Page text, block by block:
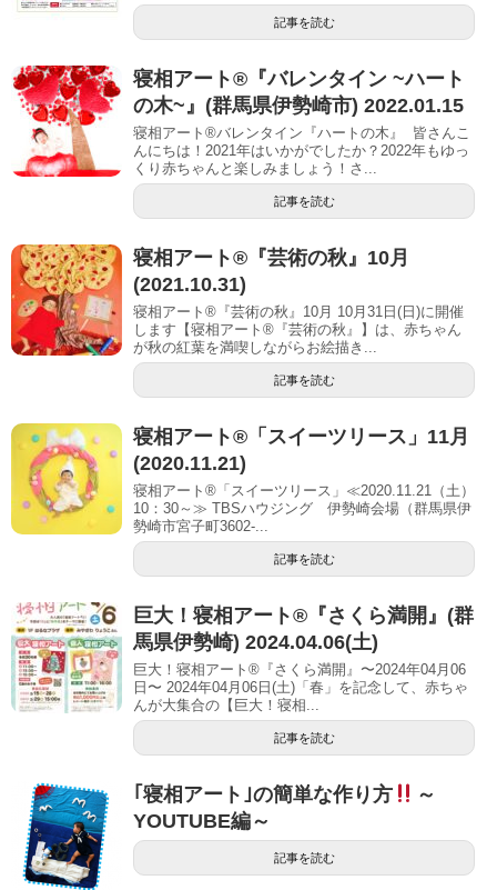
記事を読む
寝相アート®︎『バレンタイン ~ハート
の木~』(群馬県伊勢崎市) 2022.01.15
寝相アート®バレンタイン『ハートの木』 皆さんこ
んにちは！2021年はいかがでしたか？2022年もゆっ
くり赤ちゃんと楽しみましょう！さ...
記事を読む
寝相アート®︎『芸術の秋』10月
(2021.10.31)
寝相アート®『芸術の秋』10月 10月31日(日)に開催
します【寝相アート®︎『芸術の秋』】は、赤ちゃん
が秋の紅葉を満喫しながらお絵描き...
記事を読む
寝相アート®「スイーツリース」11月
(2020.11.21)
寝相アート®「スイーツリース」≪2020.11.21（土）
10：30～≫ TBSハウジング 伊勢崎会場（群馬県伊
勢崎市宮子町3602-...
記事を読む
巨大！寝相アート®︎『さくら満開』(群
馬県伊勢崎) 2024.04.06(土)
巨大！寝相アート®『さくら満開』〜2024年04月06
日〜 2024年04月06日(土)「春」を記念して、赤ちゃ
んが大集合の【巨大！寝相...
記事を読む
｢寝相アート｣の簡単な作り方
～
YOUTUBE編～
記事を読む